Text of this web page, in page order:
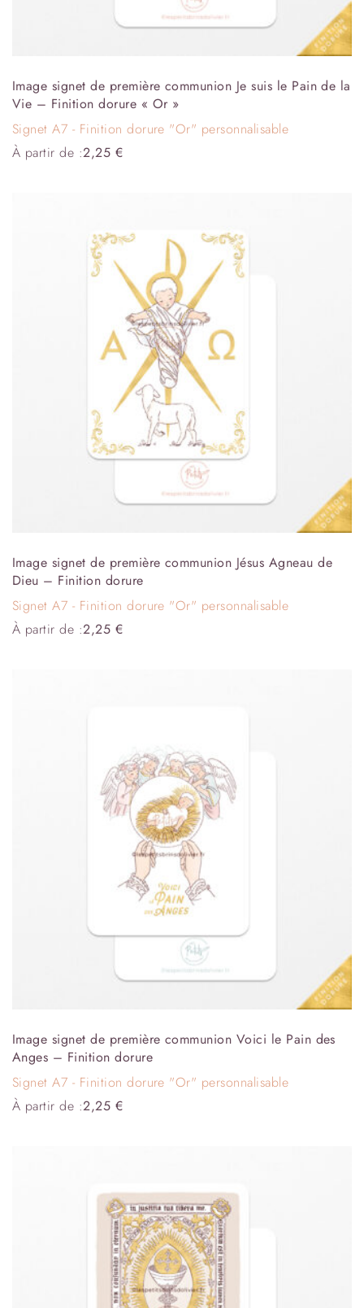
Image signet de première communion Je suis le Pain de la
Vie – Finition dorure « Or »
Signet A7 - Finition dorure "Or" personnalisable
À partir de :2,25 €
Image signet de première communion Jésus Agneau de
Dieu – Finition dorure
Signet A7 - Finition dorure "Or" personnalisable
À partir de :2,25 €
Image signet de première communion Voici le Pain des
Anges – Finition dorure
Signet A7 - Finition dorure "Or" personnalisable
À partir de :2,25 €